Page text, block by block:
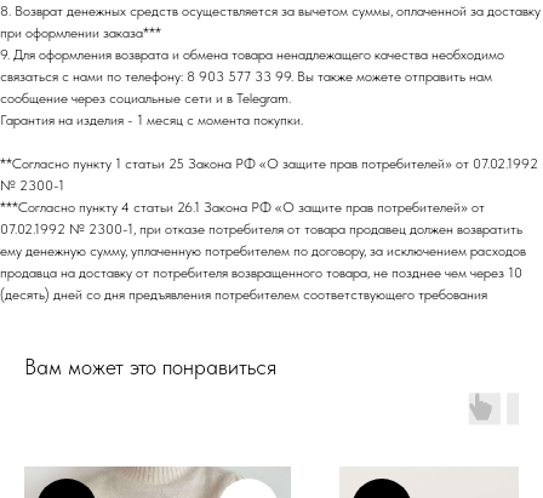
8. Возврат денежных средств осуществляется за вычетом суммы, оплаченной за доставку
при оформлении заказа***
9. Для оформления возврата и обмена товара ненадлежащего качества необходимо
связаться с нами по телефону: 8 903 577 33 99. Вы также можете отправить нам
сообщение через социальные сети и в Telegram.
Гарантия на изделия - 1 месяц с момента покупки.
**Согласно пункту 1 статьи 25 Закона РФ «О защите прав потребителей» от 07.02.1992
№ 2300-1
***Согласно пункту 4 статьи 26.1 Закона РФ «О защите прав потребителей» от
07.02.1992 № 2300-1, при отказе потребителя от товара продавец должен возвратить
ему денежную сумму, уплаченную потребителем по договору, за исключением расходов
продавца на доставку от потребителя возвращенного товара, не позднее чем через 10
(десять) дней со дня предъявления потребителем соответствующего требования
Вам может это понравиться
МАГАЗИН
Адрес: м. Пушкинская/Маяковская
Телефон: +7 (903) 577-33-99